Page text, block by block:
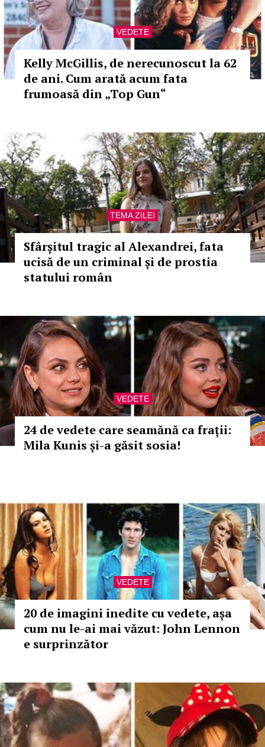
VEDETE
Kelly McGillis, de nerecunoscut la 62
de ani. Cum arată acum fata
frumoasă din „Top Gun“
TEMA ZILEI
Sfârșitul tragic al Alexandrei, fata
ucisă de un criminal și de prostia
statului român
VEDETE
24 de vedete care seamănă ca frații:
Mila Kunis și-a găsit sosia!
VEDETE
20 de imagini inedite cu vedete, așa
cum nu le-ai mai văzut: John Lennon
e surprinzător